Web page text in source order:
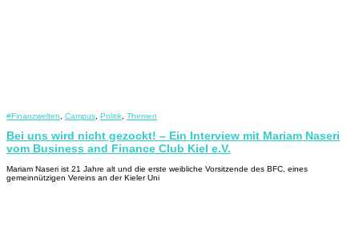
#Finanzwelten Campus Politik Themen
Bei uns wird nicht gezockt! – Ein Interview mit Mariam Naseri
vom Business and Finance Club Kiel e.V.
Mariam Naseri ist 21 Jahre alt und die erste weibliche Vorsitzende des BFC, eines
gemeinnützigen Vereins an der Kieler Uni